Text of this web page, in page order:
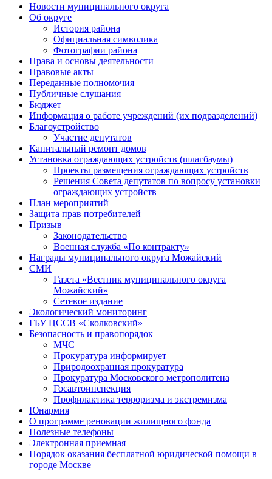
Новости муниципального округа
Об округе
История района
Официальная символика
Фотографии района
Права и основы деятельности
Правовые акты
Переданные полномочия
Публичные слушания
Бюджет
Информация о работе учреждений (их подразделений)
Благоустройство
Участие депутатов
Капитальный ремонт домов
Установка ограждающих устройств (шлагбаумы)
Проекты размещения ограждающих устройств
Решения Совета депутатов по вопросу установки
ограждающих устройств
План мероприятий
Защита прав потребителей
Призыв
Законодательство
Военная служба «По контракту»
Награды муниципального округа Можайский
СМИ
Газета «Вестник муниципального округа
Можайский»
Сетевое издание
Экологический мониторинг
ГБУ ЦССВ «Сколковский»
Безопасность и правопорядок
МЧС
Прокуратура информирует
Природоохранная прокуратура
Прокуратура Московского метрополитена
Госавтоинспекция
Профилактика терроризма и экстремизма
Юнармия
О программе реновации жилищного фонда
Полезные телефоны
Электронная приемная
Порядок оказания бесплатной юридической помощи в
городе Москве